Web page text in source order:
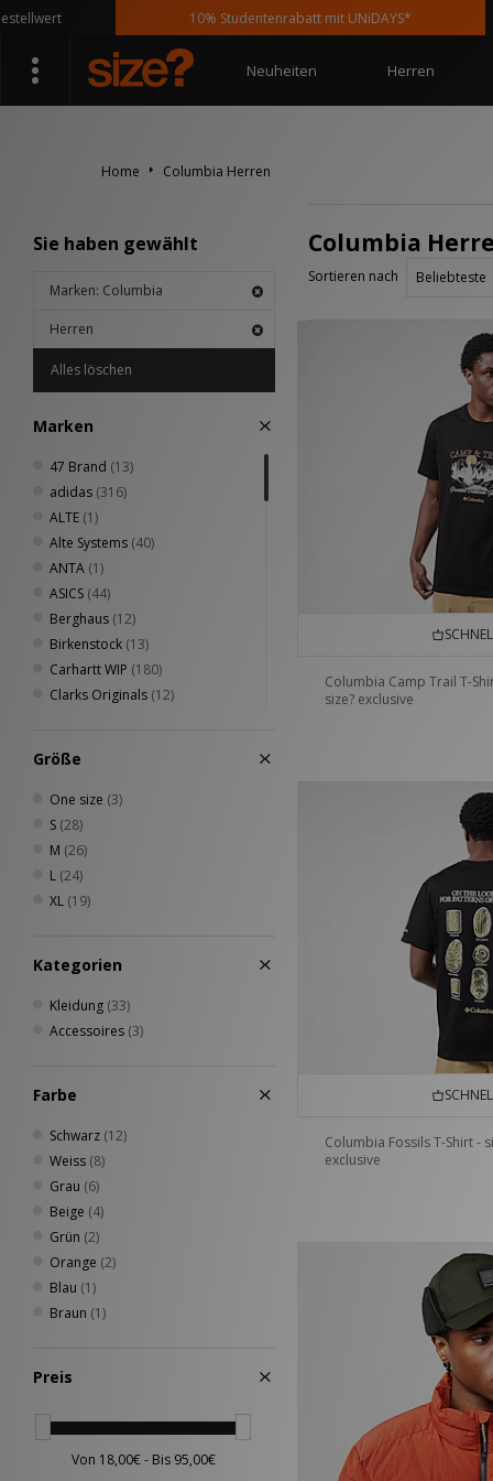
10% Studentenrabatt mit UNiDAYS*
Neuheiten Herren
Home Columbia Herren
Sie haben gewählt
Marken: Columbia
Herren
Alles löschen
Marken
47 Brand (13)
adidas (316)
ALTE (1)
Alte Systems (40)
ANTA (1)
ASICS (44)
Berghaus (12)
Birkenstock (13)
Carhartt WIP (180)
Clarks Originals (12)
Crep Protect
Crocs(4)
DC Shoes
Diadora
Dickies
Eastpak
Henri Lloyd
HOKA(9)
Home Grown(69)
Keen
Lacoste
Nike swim
On Running
Reebok (38)
Größe
One size (3)
S (28)
M (26)
L (24)
XL (19)
Kategorien
Kleidung (33)
Accessoires (3)
Farbe
Schwarz (12)
Weiss (8)
Grau (6)
Beige (4)
Grün (2)
Orange (2)
Blau (1)
Braun (1)
Preis
Columbia
Sortieren nach
Columbia Camp Trail T-
size? exclusive
Columbia Fossils T-Shirt -
exclusive